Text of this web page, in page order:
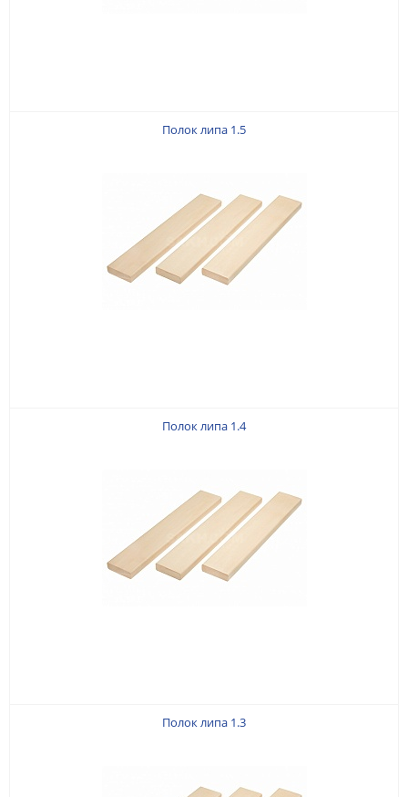
Полок липа 1.5
Полок липа 1.4
Полок липа 1.3